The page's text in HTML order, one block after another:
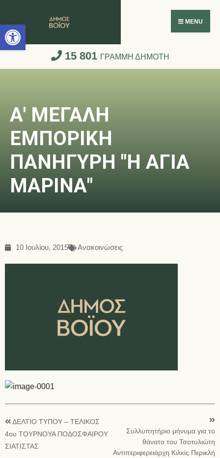
Ανοίξτε τη γραμμή εργαλείων
MENU
15 801 ΓΡΑΜΜΗ ΔΗΜΟΤΗ
Α' ΜΕΓΑΛΗ
ΕΜΠΟΡΙΚΗ
ΠΑΝΗΓΥΡΗ "Η ΑΓΙΑ
ΜΑΡΙΝΑ"
10 Ιουλίου, 2015 Ανακοινώσεις
ΔΕΛΤΙΟ ΤΥΠΟΥ – ΤΕΛΙΚΟΣ
4ου ΤΟΥΡΝΟΥΑ ΠΟΔΟΣΦΑΙΡΟΥ
ΣΙΑΤΙΣΤΑΣ
Συλλυπητήριο μήνυμα για το
θάνατο του Τσοτυλιώτη
Αντιπεριφερειάρχη Κιλκίς Περικλή